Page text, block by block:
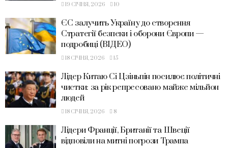
19 СІЧНЯ, 2026 10
ЄС залучить Україну до створення
Стратегії безпеки і оборони Європи —
подробиці (ВІДЕО)
18 СІЧНЯ, 2026 15
Лідер Китаю Сі Цзіньпін посилює політичні
чистки: за рік репресовано майже мільйон
людей
18 СІЧНЯ, 2026 8
Лідери Франції, Британії та Швеції
відповіли на митні погрози Трампа